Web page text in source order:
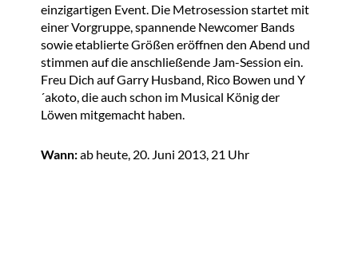
einzigartigen Event. Die Metrosession startet mit
einer Vorgruppe, spannende Newcomer Bands
sowie etablierte Größen eröffnen den Abend und
stimmen auf die anschließende Jam-Session ein.
Freu Dich auf Garry Husband, Rico Bowen und Y
´akoto, die auch schon im Musical König der
Löwen mitgemacht haben.
Wann:ab heute, 20. Juni 2013, 21 Uhr